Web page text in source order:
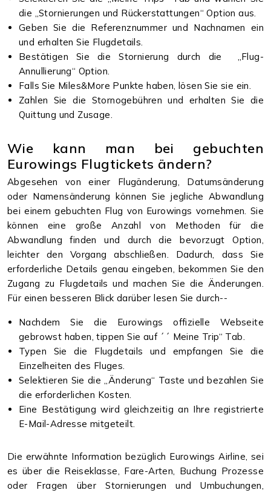
die „Stornierungen und Rückerstattungen“ Option aus.
Geben Sie die Referenznummer und Nachnamen ein
und erhalten Sie Flugdetails.
Bestätigen Sie die Stornierung durch die „Flug-
Annullierung“ Option.
Falls Sie Miles&More Punkte haben, lösen Sie sie ein.
Zahlen Sie die Stornogebühren und erhalten Sie die
Quittung und Zusage.
Wie kann man bei gebuchten
Eurowings Flugtickets ändern?
Abgesehen von einer Flugänderung, Datumsänderung
oder Namensänderung können Sie jegliche Abwandlung
bei einem gebuchten Flug von Eurowings vornehmen. Sie
können eine große Anzahl von Methoden für die
Abwandlung finden und durch die bevorzugt Option,
leichter den Vorgang abschließen. Dadurch, dass Sie
erforderliche Details genau eingeben, bekommen Sie den
Zugang zu Flugdetails und machen Sie die Änderungen.
Für einen besseren Blick darüber lesen Sie durch--
Nachdem Sie die Eurowings offizielle Webseite
gebrowst haben, tippen Sie auf ´´ Meine Trip“ Tab.
Typen Sie die Flugdetails und empfangen Sie die
Einzelheiten des Fluges.
Selektieren Sie die „Änderung“ Taste und bezahlen Sie
die erforderlichen Kosten.
Eine Bestätigung wird gleichzeitig an Ihre registrierte
E-Mail-Adresse mitgeteilt.
Die erwähnte Information bezüglich Eurowings Airline, sei
es über die Reiseklasse, Fare-Arten, Buchung Prozesse
oder Fragen über Stornierungen und Umbuchungen,